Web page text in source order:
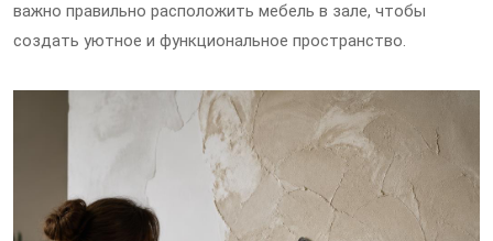
важно правильно расположить мебель в зале, чтобы
создать уютное и функциональное пространство.